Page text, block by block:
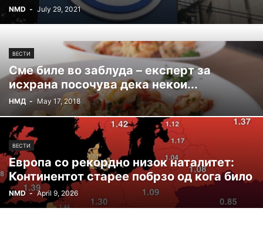
NMD - July 29, 2021
ВЕСТИ
Сме биле во заблуда – експерт за
исхрана посочува дека некои...
НМД - May 17, 2018
ВЕСТИ
Европа со рекордно низок наталитет:
Континентот старее побрзо од кога било
NMD - April 9, 2026